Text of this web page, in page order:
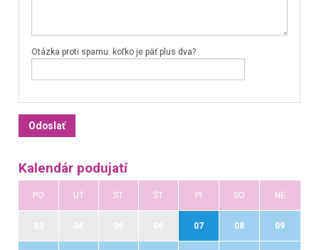
Otázka proti spamu: koľko je päť plus dva?
Kalendár podujatí
PO UT ST ŠT PI SO NE
07 08 09